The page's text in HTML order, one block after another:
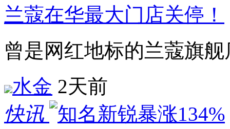
兰蔻在华最大门店关停！
曾是网红地标的兰蔻旗
水金 2天前
快讯